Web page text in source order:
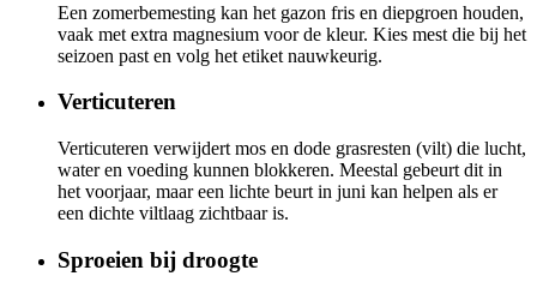
Een zomerbemesting kan het gazon fris en diepgroen houden,
vaak met extra magnesium voor de kleur. Kies mest die bij het
seizoen past en volg het etiket nauwkeurig.
Verticuteren
Verticuteren verwijdert mos en dode grasresten (vilt) die lucht,
water en voeding kunnen blokkeren. Meestal gebeurt dit in
het voorjaar, maar een lichte beurt in juni kan helpen als er
een dichte viltlaag zichtbaar is.
Sproeien bij droogte